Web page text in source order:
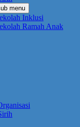
menu
Inklusi
Ramah Anak